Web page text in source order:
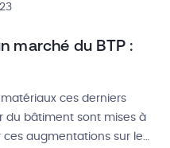
marché du BTP :
ces derniers
du bâtiment sont mises à
augmentations sur les